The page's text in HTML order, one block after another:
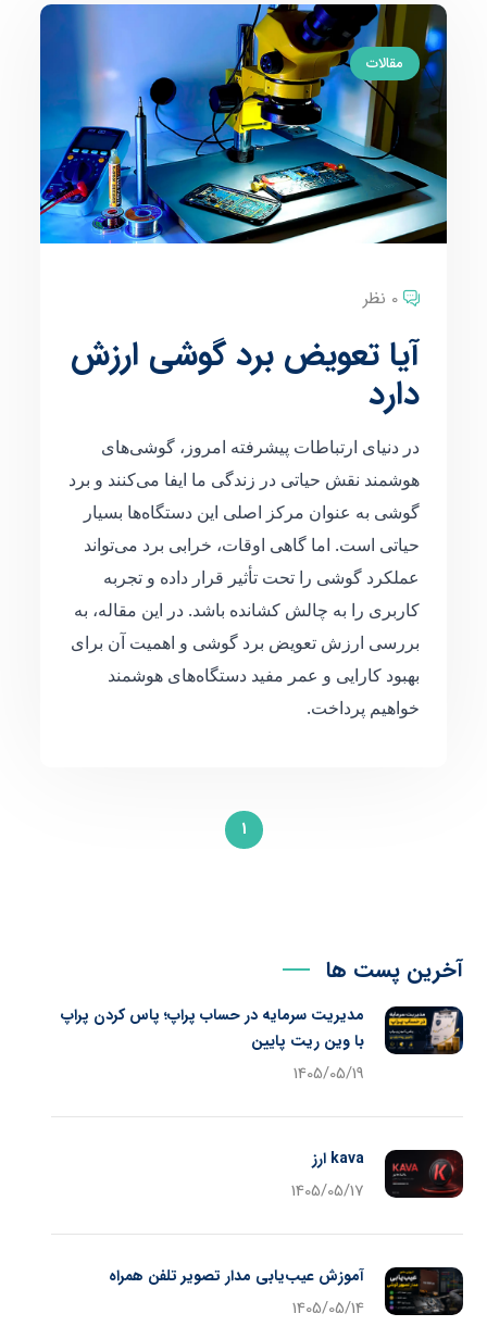
مقالات
0 نظر
آیا تعویض برد گوشی ارزش
دارد
در دنیای ارتباطات پیشرفته امروز، گوشی‌های
هوشمند نقش حیاتی در زندگی ما ایفا می‌کنند و برد
گوشی به عنوان مرکز اصلی این دستگاه‌ها بسیار
حیاتی است. اما گاهی اوقات، خرابی برد می‌تواند
عملکرد گوشی را تحت تأثیر قرار داده و تجربه
کاربری را به چالش کشانده باشد. در این مقاله، به
بررسی ارزش تعویض برد گوشی و اهمیت آن برای
بهبود کارایی و عمر مفید دستگاه‌های هوشمند
خواهیم پرداخت.
1
آخرین پست ها
مدیریت سرمایه در حساب پراپ؛ پاس کردن پراپ
با وین ریت پایین
1405/05/19
kava ارز
1405/05/17
آموزش عیب‌یابی مدار تصویر تلفن همراه
1405/05/14